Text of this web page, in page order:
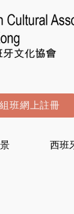
班網上註冊
西班